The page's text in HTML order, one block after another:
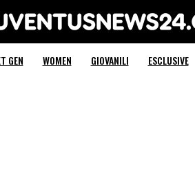
Juventus News 24
GEN WOMEN GIOVANILI ESCLUSIVE